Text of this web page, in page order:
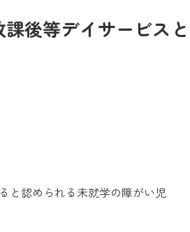
課後等デイサービス
と認められる未就学の障がい児